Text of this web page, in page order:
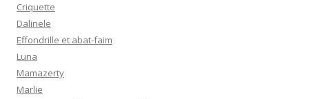
Criquette
Dalinele
Effondrille et abat-faim
Luna
Mamazerty
Marlie